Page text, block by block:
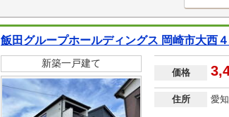
飯田グループホールディングス 岡崎市大西
新築一戸建て
価格
住所 愛